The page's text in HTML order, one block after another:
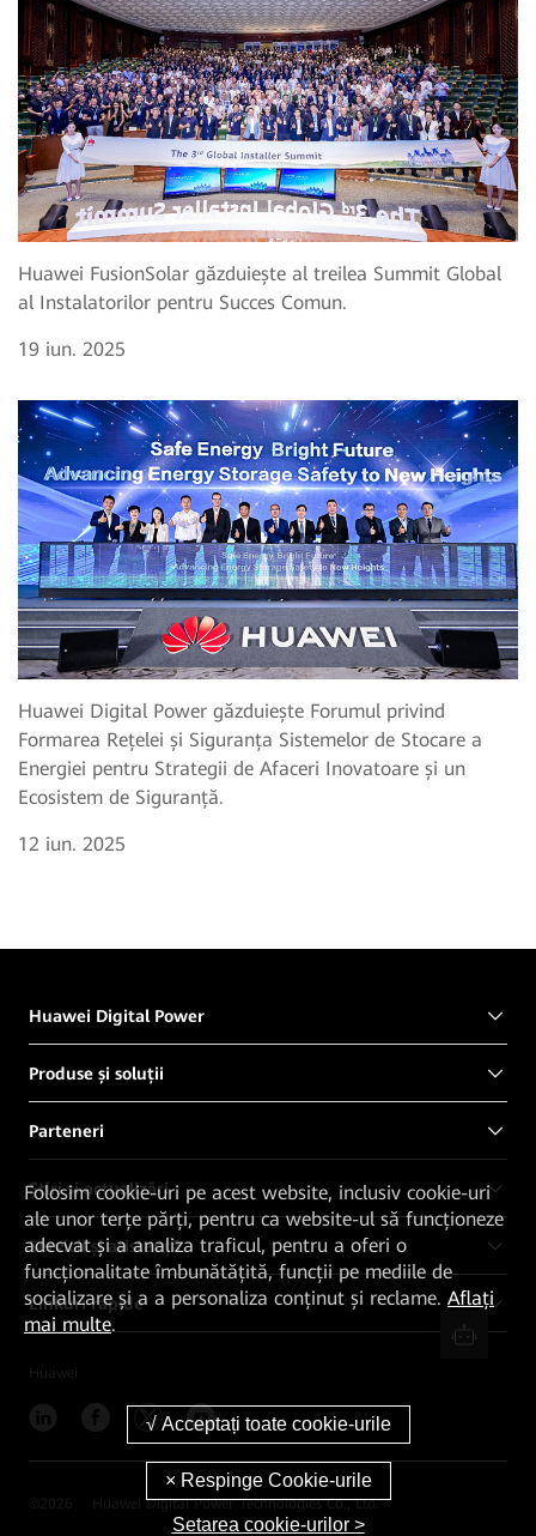
Huawei FusionSolar găzduiește al treilea Summit Global
al Instalatorilor pentru Succes Comun.
19 iun. 2025
Huawei Digital Power găzduiește Forumul privind
Formarea Rețelei și Siguranța Sistemelor de Stocare a
Energiei pentru Strategii de Afaceri Inovatoare și un
Ecosistem de Siguranță.
12 iun. 2025
Huawei Digital Power
Produse și soluții
Parteneri
Știri și actualizări
Servicii și asistență
Linkuri rapide
Huawei Digital Power Technologies Co., Ltd.
Folosim cookie-uri pe acest website, inclusiv cookie-uri
ale unor terțe părți, pentru ca website-ul să funcționeze
adecvat și a analiza traficul, pentru a oferi o
funcționalitate îmbunătățită, funcții pe mediile de
socializare și a a personaliza conținut și reclame. Aflați
mai multe.
Setarea cookie-urilor >